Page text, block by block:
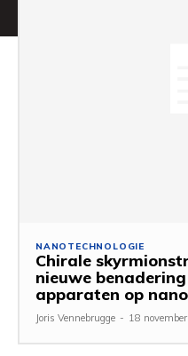
NANOTECHNOLOGIE
Chirale
nieuwe
apparaten op
Joris Vennebrugge - 18